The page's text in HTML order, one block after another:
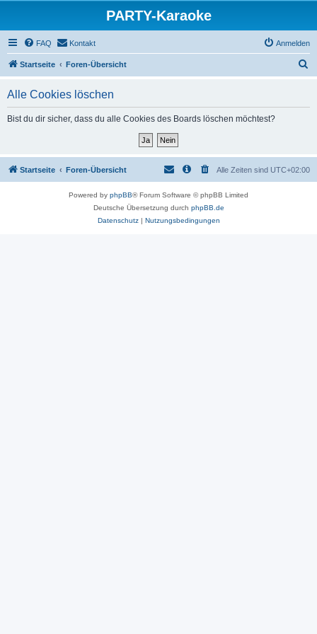
PARTY-Karaoke
FAQ Kontakt Anmelden
Startseite Foren-Übersicht
Alle Cookies löschen
Bist du dir sicher, dass du alle Cookies des Boards löschen möchtest?
Startseite Foren-Übersicht Alle Zeiten sind UTC+02:00
Powered by phpBB® Forum Software © phpBB Limited
Deutsche Übersetzung durch phpBB.de
Datenschutz| Nutzungsbedingungen